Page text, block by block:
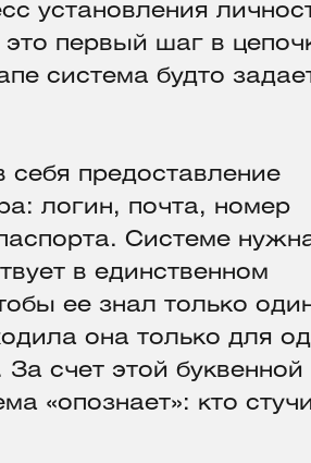
установления
первый шаг в
система будто
предоставление
логин, почта, номер
Системе
в единственном
ее знал только
она только для
счет этой буквенной
«опознает»: кто